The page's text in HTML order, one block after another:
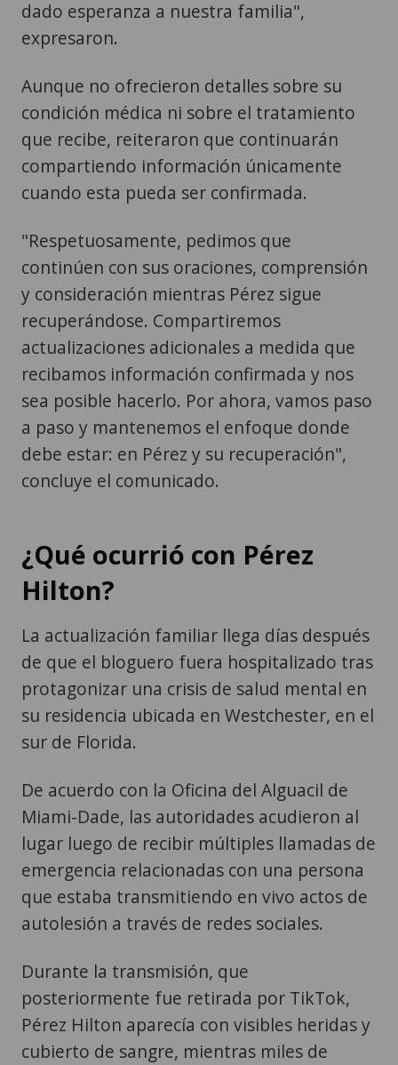
dado esperanza a nuestra familia",
expresaron.
Aunque no ofrecieron detalles sobre su
condición médica ni sobre el tratamiento
que recibe, reiteraron que continuarán
compartiendo información únicamente
cuando esta pueda ser confirmada.
"Respetuosamente, pedimos que
continúen con sus oraciones, comprensión
y consideración mientras Pérez sigue
recuperándose. Compartiremos
actualizaciones adicionales a medida que
recibamos información confirmada y nos
sea posible hacerlo. Por ahora, vamos paso
a paso y mantenemos el enfoque donde
debe estar: en Pérez y su recuperación",
concluye el comunicado.
¿Qué ocurrió con Pérez
Hilton?
La actualización familiar llega días después
de que el bloguero fuera hospitalizado tras
protagonizar una crisis de salud mental en
su residencia ubicada en Westchester, en el
sur de Florida.
De acuerdo con la Oficina del Alguacil de
Miami-Dade, las autoridades acudieron al
lugar luego de recibir múltiples llamadas de
emergencia relacionadas con una persona
que estaba transmitiendo en vivo actos de
autolesión a través de redes sociales.
Durante la transmisión, que
posteriormente fue retirada por TikTok,
Pérez Hilton aparecía con visibles heridas y
cubierto de sangre, mientras miles de